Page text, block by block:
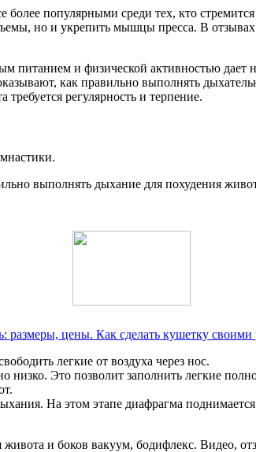
популярными среди тех, кто
но и укрепить мышцы пресса. В
питанием и физической активностью
как правильно выполнять
регулярность и терпение.
выполнять дыхание для похудения
размеры, цены. Как сделать кушетку своими
легкие от воздуха через нос.
низко. Это позволит заполнить легкие
На этом этапе диафрагма